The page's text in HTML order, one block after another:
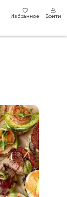
Избранное Войти